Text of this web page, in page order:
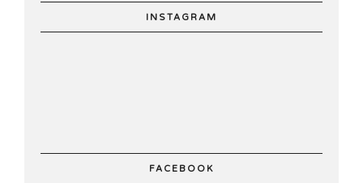
INSTAGRAM
FACEBOOK